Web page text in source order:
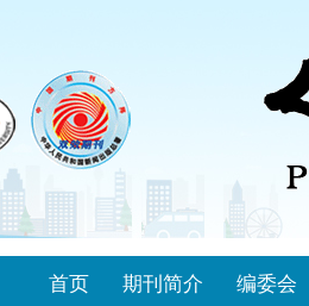
首页 期刊简介 编委会